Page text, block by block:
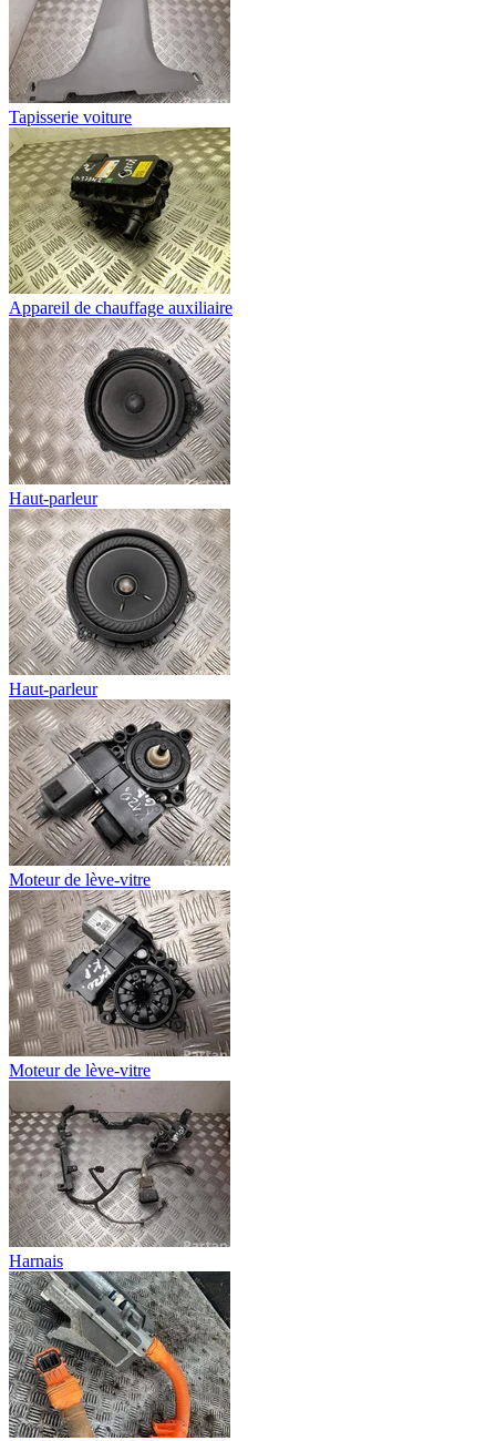
Tapisserie voiture
Appareil de chauffage auxiliaire
Haut-parleur
Haut-parleur
Moteur de lève-vitre
Moteur de lève-vitre
Harnais